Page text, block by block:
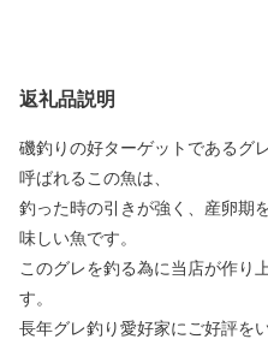
返礼品説明
磯釣りの好ターゲットであるグ
呼ばれるこの魚は、
釣った時の引きが強く、産卵期
味しい魚です。
このグレを釣る為に当店が作り
す。
長年グレ釣り愛好家にご好評を